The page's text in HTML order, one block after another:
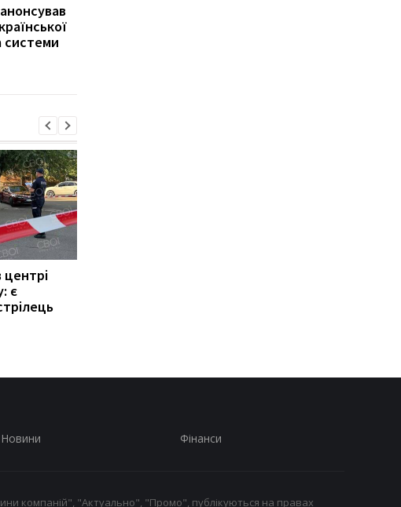
системи
центрі
є
Новини Фінанси
компаній", "Актуально", "Промо", публікуються на правах